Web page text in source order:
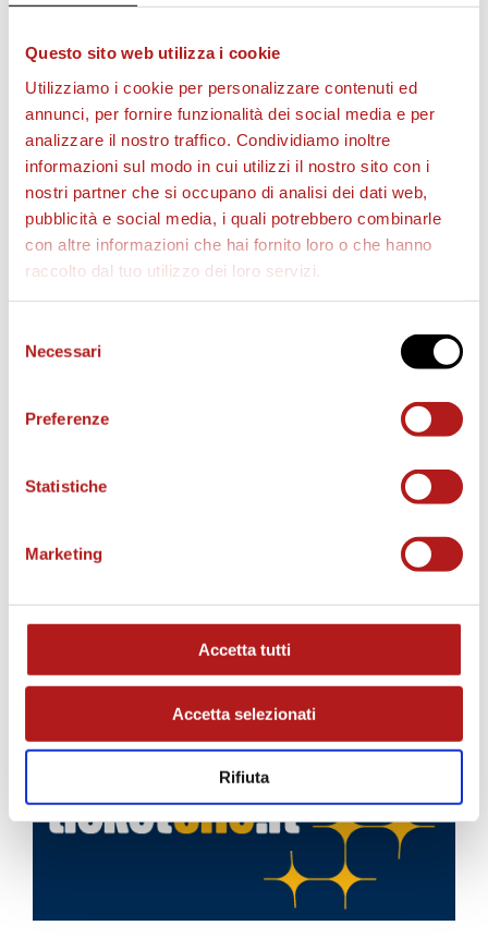
Questo sito web utilizza i cookie
Utilizziamo i cookie per personalizzare contenuti ed
annunci, per fornire funzionalità dei social media e per
analizzare il nostro traffico. Condividiamo inoltre
informazioni sul modo in cui utilizzi il nostro sito con i
nostri partner che si occupano di analisi dei dati web,
pubblicità e social media, i quali potrebbero combinarle
con altre informazioni che hai fornito loro o che hanno
raccolto dal tuo utilizzo dei loro servizi.
delNecessari
Preferenze
Statistiche
Marketing
Accetta tutti
Accetta selezionati
Rifiuta
Per bambini sotto i 3 anninon è necessario
acquistare il tagliando.
STADIO PIER CESARE TOMBOLATO
REGOLAMENTO USO STADIO
STAGIONE 2026/27